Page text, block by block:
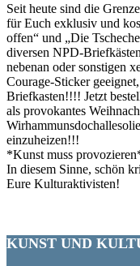
Seit heute sind die
für Euch exklusiv und
offen“ und „Die
diversen NPD-
nebenan oder sonstigen
Courage-Sticker
Briefkasten!!!! Jetzt
als provokantes
einzuheizen!!!
*Kunst muss
In diesem Sinne, schön
Eure Kulturaktivisten!
KUNST UND